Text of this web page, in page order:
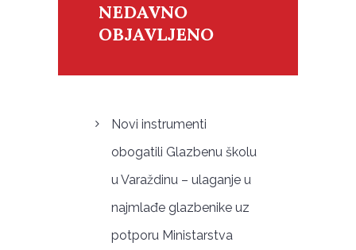
NEDAVNO
OBJAVLJENO
Novi instrumenti
obogatili Glazbenu školu
u Varaždinu – ulaganje u
najmlađe glazbenike uz
potporu Ministarstva